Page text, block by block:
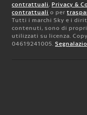
contrattuali, Privacy &
contrattuali o per
Tutti i marchi Sky e i
contenuti, sono di
utilizzati su licenza.
04619241005.